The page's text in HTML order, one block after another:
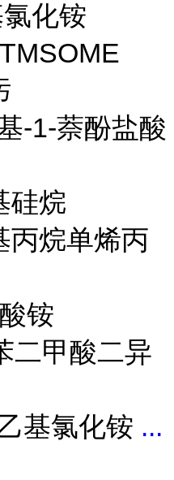
化铵
-1-萘酚盐酸
硅烷
丙烷单烯丙
铵
二甲酸二异
基氯化铵 ...